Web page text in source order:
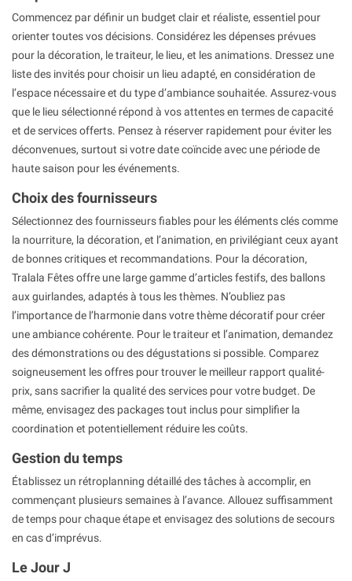
Commencez par définir un budget clair et réaliste, essentiel pour
orienter toutes vos décisions. Considérez les dépenses prévues
pour la décoration, le traiteur, le lieu, et les animations. Dressez une
liste des invités pour choisir un lieu adapté, en considération de
l’espace nécessaire et du type d’ambiance souhaitée. Assurez-vous
que le lieu sélectionné répond à vos attentes en termes de capacité
et de services offerts. Pensez à réserver rapidement pour éviter les
déconvenues, surtout si votre date coïncide avec une période de
haute saison pour les événements.
Choix des fournisseurs
Sélectionnez des fournisseurs fiables pour les éléments clés comme
la nourriture, la décoration, et l’animation, en privilégiant ceux ayant
de bonnes critiques et recommandations. Pour la décoration,
Tralala Fêtes offre une large gamme d’articles festifs, des ballons
aux guirlandes, adaptés à tous les thèmes. N’oubliez pas
l’importance de l’harmonie dans votre thème décoratif pour créer
une ambiance cohérente. Pour le traiteur et l’animation, demandez
des démonstrations ou des dégustations si possible. Comparez
soigneusement les offres pour trouver le meilleur rapport qualité-
prix, sans sacrifier la qualité des services pour votre budget. De
même, envisagez des packages tout inclus pour simplifier la
coordination et potentiellement réduire les coûts.
Gestion du temps
Établissez un rétroplanning détaillé des tâches à accomplir, en
commençant plusieurs semaines à l’avance. Allouez suffisamment
de temps pour chaque étape et envisagez des solutions de secours
en cas d’imprévus.
Le Jour J